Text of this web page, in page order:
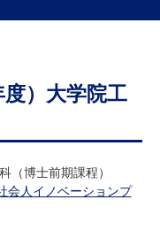
度）大学院工
（博士前期課程）
会人イノベーションプ